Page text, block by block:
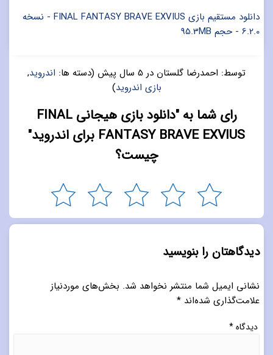
دانلود مستقیم بازی FINAL FANTASY BRAVE EXVIUS - نسخه
6.2.0 - حجم 95.3MB
توسط: احمدرضا گلستان در 5 سال پیش (دسته ها: اندروید,
بازی اندروید)
رای شما به "دانلود بازی هیجانی FINAL
FANTASY BRAVE EXVIUS برای اندروید"
چیست؟
دیدگاهتان را بنویسید
نشانی ایمیل شما منتشر نخواهد شد. بخش‌های موردنیاز
علامت‌گذاری شده‌اند *
دیدگاه*